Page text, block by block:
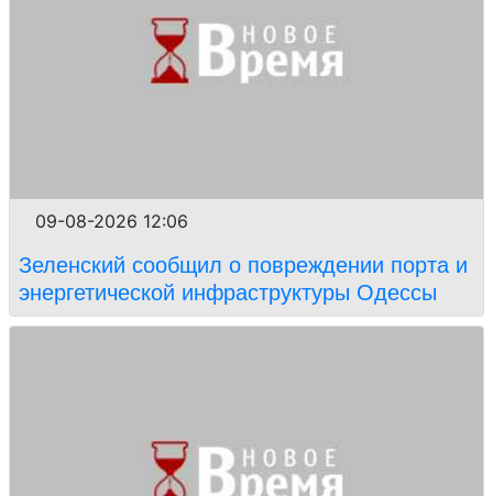
09-08-2026 12:06
Зеленский сообщил о повреждении порта и
энергетической инфраструктуры Одессы